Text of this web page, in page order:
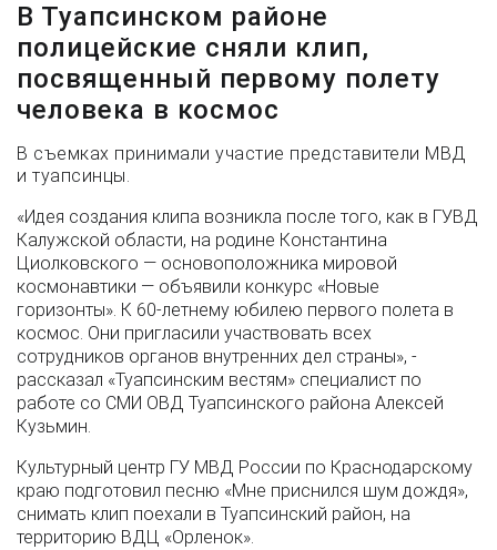
В Туапсинском районе
полицейские сняли клип,
посвященный первому полету
человека в космос
В съемках принимали участие представители МВД
и туапсинцы.
«Идея создания клипа возникла после того, как в ГУВД
Калужской области, на родине Константина
Циолковского — основоположника мировой
космонавтики — объявили конкурс «Новые
горизонты». К 60-летнему юбилею первого полета в
космос. Они пригласили участвовать всех
сотрудников органов внутренних дел страны», -
рассказал «Туапсинским вестям» специалист по
работе со СМИ ОВД Туапсинского района Алексей
Кузьмин.
Культурный центр ГУ МВД России по Краснодарскому
краю подготовил песню «Мне приснился шум дождя»,
снимать клип поехали в Туапсинский район, на
территорию ВДЦ «Орленок».